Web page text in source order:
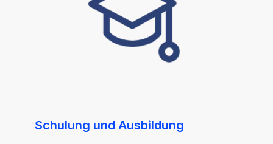
Schulung und Ausbildung